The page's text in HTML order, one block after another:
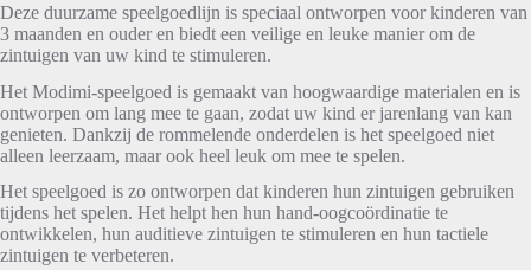
Deze duurzame speelgoedlijn is speciaal ontworpen voor kinderen van
3 maanden en ouder en biedt een veilige en leuke manier om de
zintuigen van uw kind te stimuleren.
Het Modimi-speelgoed is gemaakt van hoogwaardige materialen en is
ontworpen om lang mee te gaan, zodat uw kind er jarenlang van kan
genieten. Dankzij de rommelende onderdelen is het speelgoed niet
alleen leerzaam, maar ook heel leuk om mee te spelen.
Het speelgoed is zo ontworpen dat kinderen hun zintuigen gebruiken
tijdens het spelen. Het helpt hen hun hand-oogcoördinatie te
ontwikkelen, hun auditieve zintuigen te stimuleren en hun tactiele
zintuigen te verbeteren.